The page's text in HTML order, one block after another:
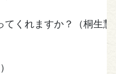
くれますか？（桐生慧